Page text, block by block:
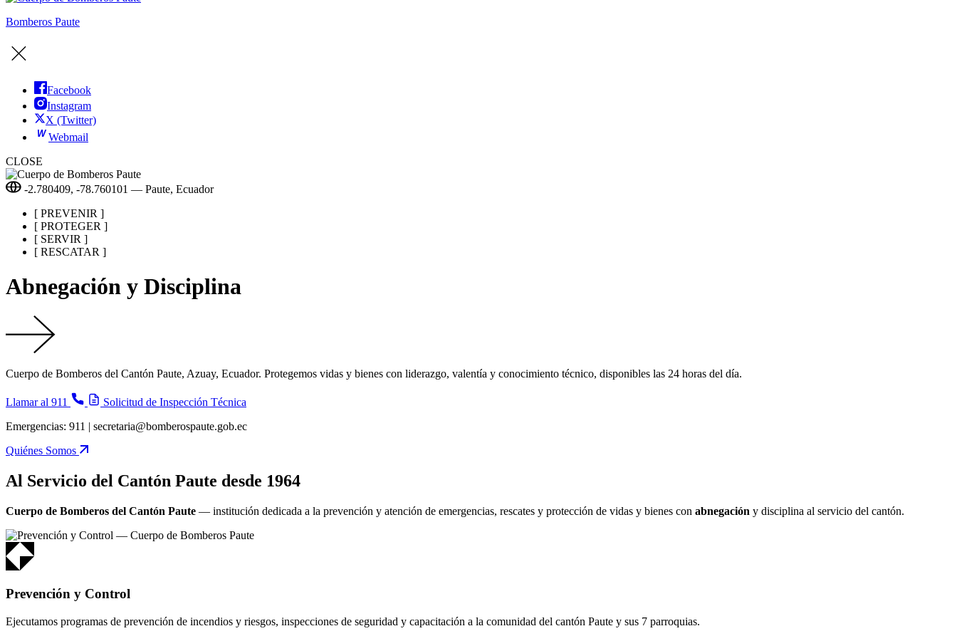
Bomberos Paute
Facebook
Instagram
X (Twitter)
W Webmail
CLOSE
-2.780409, -78.760101 — Paute, Ecuador
[ PREVENIR ]
[ PROTEGER ]
[ SERVIR ]
[ RESCATAR ]
Abnegación y Disciplina
Cuerpo de Bomberos del Cantón Paute, Azuay, Ecuador. Protegemos vidas y bienes con liderazgo, valentía y conocimiento técnico, disponibles las 24 horas del día.
Llamar al 911
Solicitud de Inspección Técnica
Emergencias: 911 | secretaria@bomberospaute.gob.ec
Quiénes Somos
Al Servicio del Cantón Paute desde 1964
Cuerpo de Bomberos del Cantón Paute — institución dedicada a la prevención y atención de emergencias, rescates y protección de vidas y bienes con abnegación y disciplina al servicio del cantón.
Prevención y Control
Ejecutamos programas de prevención de incendios y riesgos, inspecciones de seguridad y capacitación a la comunidad del cantón Paute y sus 7 parroquias.